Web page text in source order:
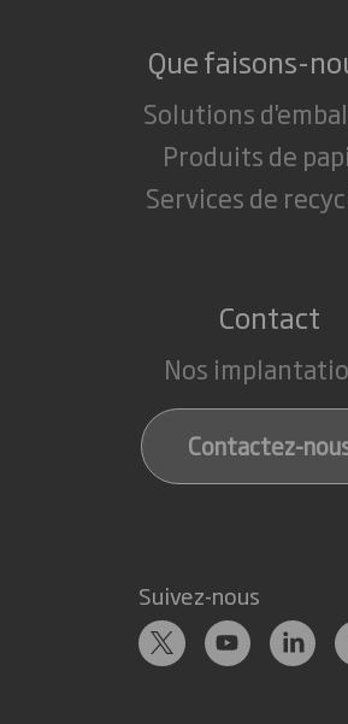
Que faisons-
Solutions
Produits de
Services de
Contact
Nos
Contactez-
Suivez-nous